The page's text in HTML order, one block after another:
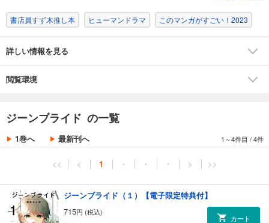
彼は学生時代から一転、
ジェンダー平等を掲げる政治家となっていて…?
私たちを取り巻く生きづらさに
絡め取られているのは“私たち“だけじゃない。
学園が秘めてきた数多の謎が
書店員すず木推し本 ヒューマンドラマ このマンガがすごい！2023
詳しい情報を見る
閲覧環境
ジーンブライド の一覧
1巻へ 最新刊へ 1～4件目 /4件
<< < 1 ・ ・ ・ > >>
ジーンブライド（１）【電子限定特典付】
715円 (税込)
カート